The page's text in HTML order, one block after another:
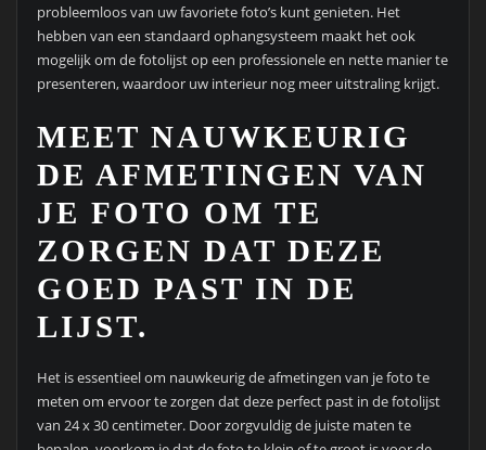
probleemloos van uw favoriete foto’s kunt genieten. Het
hebben van een standaard ophangsysteem maakt het ook
mogelijk om de fotolijst op een professionele en nette manier te
presenteren, waardoor uw interieur nog meer uitstraling krijgt.
MEET NAUWKEURIG
DE AFMETINGEN VAN
JE FOTO OM TE
ZORGEN DAT DEZE
GOED PAST IN DE
LIJST.
Het is essentieel om nauwkeurig de afmetingen van je foto te
meten om ervoor te zorgen dat deze perfect past in de fotolijst
van 24 x 30 centimeter. Door zorgvuldig de juiste maten te